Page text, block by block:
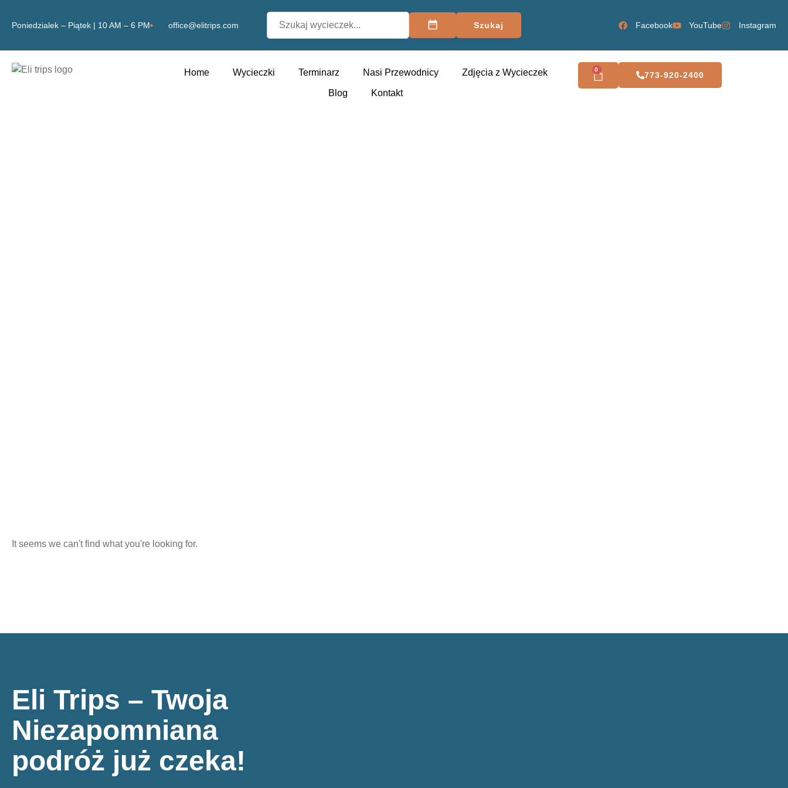
Poniedzialek – Piątek | 10 AM – 6 PM office@elitrips.com Szukaj Facebook YouTube Instagram
Home Wycieczki Terminarz Nasi Przewodnicy Zdjęcia z Wycieczek
Blog Kontakt
0
773-920-2400
It seems we can't find what you're looking for.
Eli Trips – Twoja
Niezapomniana
podróż już czeka!